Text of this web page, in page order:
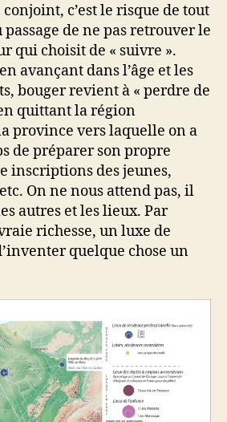
c’est le risque de tout
de ne pas retrouver le
qui choisit de « suivre ».
avançant dans l’âge et les
bouger revient à « perdre de
quittant la région
province vers laquelle on a
de préparer son propre
inscriptions des jeunes,
On ne nous attend pas, il
autres et les lieux. Par
richesse, un luxe de
quelque chose un